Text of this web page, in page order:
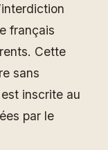
français
Cette
sans
inscrite au
par le